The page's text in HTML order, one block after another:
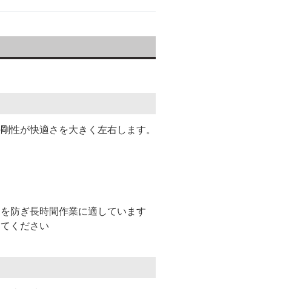
性が快適さを大きく左右します。
防ぎ長時間作業に適しています
ください